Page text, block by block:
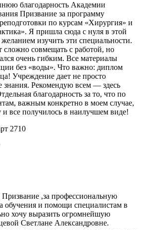
благодарность Академии
Призвание за программу
по курсам «Хирургия» и
Я пришла сюда с нуля в этой
изучить эти специальности.
сложно совмещать с работой, но
очень гибким. Все материалы
без «воды». Что важно: диплом
Учреждение дает не просто
знания. Рекомендую всем — здесь
благодарность за то, что по
важным конкретно в моем случае,
все получилось в наилучшем виде!
,за профессиональную
обучения и помощи специалистам в
хочу выразить огромнейшую
Светлане Александровне.